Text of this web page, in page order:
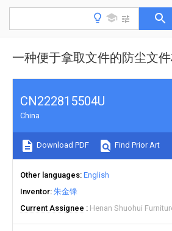
一种便于拿取文件的防尘文
CN222815504U
China
Download PDF Find Prior Art
Other languages English
Inventor 朱金锋
Current Assignee
Henan Shuohui